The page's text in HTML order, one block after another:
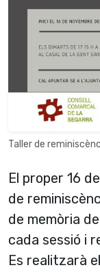
Taller de
El proper 16
de
de memòria
cada sessió i
Es realitzarà